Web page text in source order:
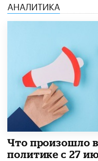
АНАЛИТИКА
​Что произошло
политике с 27